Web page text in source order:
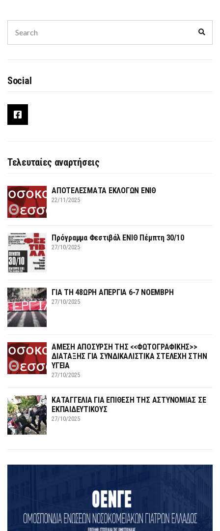
for:
Social
Τελευταίες αναρτήσεις
ΑΠΟΤΕΛΕΣΜΑΤΑ ΕΚΛΟΓΩΝ ΕΝΙΘ
22/11/2025
Πρόγραμμα Φεστιβάλ ΕΝΙΘ Πέμπτη 30/10
27/10/2025
ΓΙΑ ΤΗ 48ΩΡΗ ΑΠΕΡΓΙΑ 6-7 ΝΟΕΜΒΡΗ
27/10/2025
ΑΜΕΣΗ ΑΠΟΣΥΡΣΗ ΤΗΣ <<ΦΩΤΟΓΡΑΦΙΚΗΣ>>
ΔΙΑΤΑΞΗΣ ΓΙΑ ΣΥΝΔΙΚΑΛΙΣΤΙΚΑ ΣΤΕΛΕΧΗ ΣΤΗΝ
ΥΓΕΙΑ
27/10/2025
ΚΑΤΑΓΓΕΛΙΑ ΓΙΑ ΕΠΙΘΕΣΗ ΤΗΣ ΑΣΤΥΝΟΜΙΑΣ ΣΕ
ΕΚΠΑΙΔΕΥΤΙΚΟΥΣ
27/10/2025